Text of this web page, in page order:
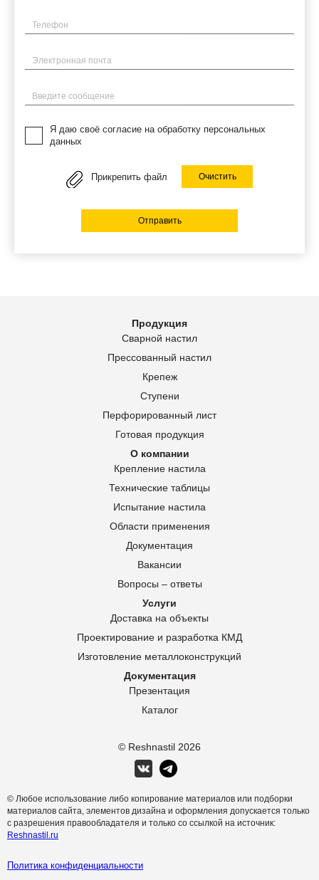
Телефон
Электронная почта
Введите сообщение
Я даю своё согласие на обработку персональных
данных
Прикрепить файл Очистить
Отправить
© Reshnastil 2026
Продукция
Сварной настил
Прессованный настил
Крепеж
Ступени
Перфорированный лист
Готовая продукция
О компании
Крепление настила
Технические таблицы
Испытание настила
Области применения
Документация
Вакансии
Вопросы – ответы
Услуги
Доставка на объекты
Проектирование и разработка КМД
Изготовление металлоконструкций
Документация
Презентация
Каталог
© Любое использование либо копирование материалов или подборки
материалов сайта, элементов дизайна и оформления допускается только
с разрешения правообладателя и только со ссылкой на источник:
Reshnastil.ru
Политика конфиденциальности